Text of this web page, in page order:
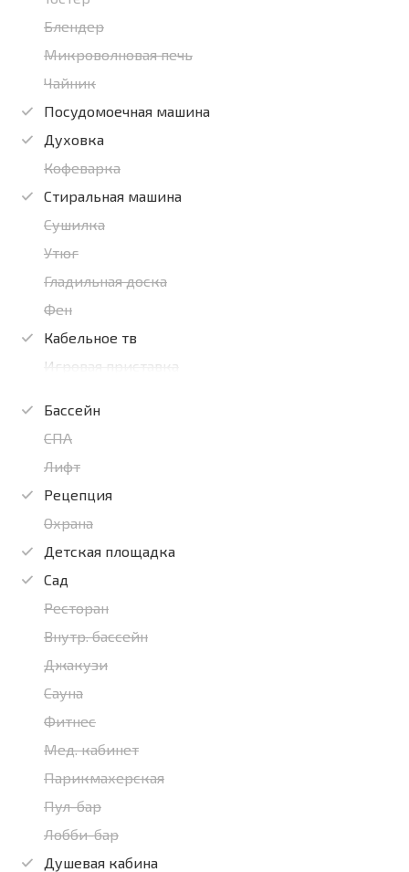
Блендер
Микроволновая печь
Чайник
Посудомоечная машина
Духовка
Кофеварка
Стиральная машина
Сушилка
Утюг
Гладильная доска
Фен
Кабельное тв
Игровая приставка
Бассейн
СПА
Лифт
Рецепция
Охрана
Детская площадка
Сад
Ресторан
Внутр. бассейн
Джакузи
Сауна
Фитнес
Мед. кабинет
Парикмахерская
Пул-бар
Лобби-бар
Душевая кабина